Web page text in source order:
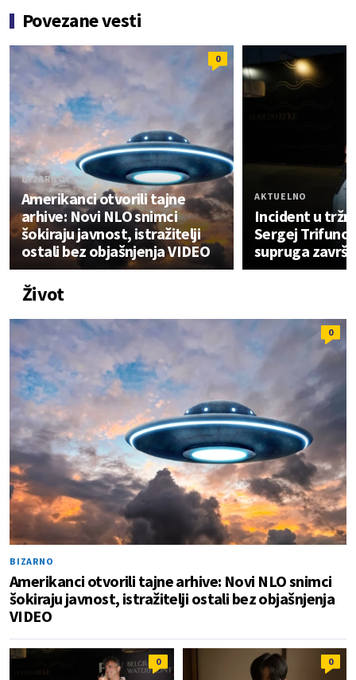
Povezane vesti
0
BIZARNO
Amerikanci otvorili tajne
arhive: Novi NLO snimci
šokiraju javnost, istražitelji
ostali bez objašnjenja VIDEO
AKTUELNO
Incident u
Sergej
supruga
Život
0
BIZARNO
Amerikanci otvorili tajne arhive: Novi NLO snimci
šokiraju javnost, istražitelji ostali bez objašnjenja
VIDEO
0 0